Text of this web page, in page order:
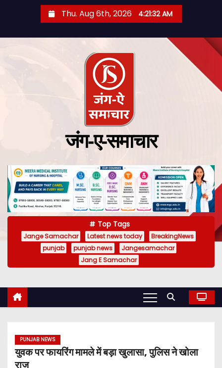
Thu. Aug 6th, 2026 4:21:33 AM
जंग-ए-समाचार
Top Tags
Jange Samachar Latest news today
BreakingNews
punjab
punjab news
Jangesamachar
Jang E Samachar
PUNJAB NEWS
युवक पर फायरिंग मामले में बड़ा खुलासा, पुलिस ने खोला
राज